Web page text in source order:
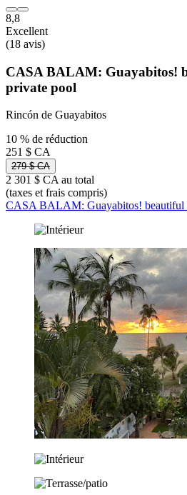
8,8
Excellent
(18 avis)
CASA BALAM: Guayabitos!
private pool
Rincón de Guayabitos
10 % de réduction
251 $ CA
279 $ CA
2 301 $ CA au total
(taxes et frais compris)
CASA BALAM: Guayabitos! beautiful